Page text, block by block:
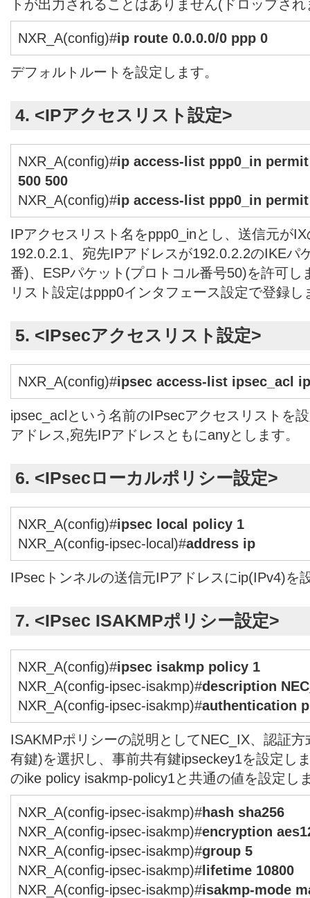
トが出力されることはありません(ドロップさ
NXR_A(config)#ip route 0.0.0.0/0 ppp 0
デフォルトルートを設定します。
4. <IPアクセスリスト設定>
NXR_A(config)#ip access-list ppp0_in permit
500 500
NXR_A(config)#ip access-list ppp0_in permit
IPアクセスリスト名をppp0_inとし、送信元が
192.0.2.1、宛先IPアドレスが192.0.2.2のIKEパ
番)、ESPパケット(プロトコル番号50)を許可し
リスト設定はppp0インタフェース設定で登録し
5. <IPsecアクセスリスト設定>
NXR_A(config)#ipsec access-list ipsec_acl
ipsec_aclという名前のIPsecアクセスリストを
アドレス,宛先IPアドレスともにanyとします。
6. <IPsecローカルポリシー設定>
NXR_A(config)#ipsec local policy 1
NXR_A(config-ipsec-local)#address ip
IPsecトンネルの送信元IPアドレスにip(IPv4)を
7. <IPsec ISAKMPポリシー設定>
NXR_A(config)#ipsec isakmp policy 1
NXR_A(config-ipsec-isakmp)#description
NXR_A(config-ipsec-isakmp)#authentication
ISAKMPポリシーの説明としてNEC_IX、認証
有鍵)を選択し、事前共有鍵ipseckey1を設定し
のike policy isakmp-policy1と共通の値を設定し
NXR_A(config-ipsec-isakmp)#hash sha256
NXR_A(config-ipsec-isakmp)#encryption
NXR_A(config-ipsec-isakmp)#group 5
NXR_A(config-ipsec-isakmp)#lifetime 10800
NXR_A(config-ipsec-isakmp)#isakmp-mode